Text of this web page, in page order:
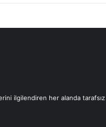
ilgilendiren her alanda tarafsız